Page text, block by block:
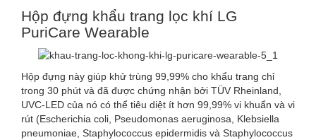
Hộp đựng khẩu trang lọc khí LG
PuriCare Wearable
Hộp đựng này giúp khử trùng 99,99% cho khẩu trang chỉ
trong 30 phút và đã được chứng nhận bởi TÜV Rheinland,
UVC-LED của nó có thể tiêu diệt ít hơn 99,99% vi khuẩn và vi
rút (Escherichia coli, Pseudomonas aeruginosa, Klebsiella
pneumoniae, Staphylococcus epidermidis và Staphylococcus